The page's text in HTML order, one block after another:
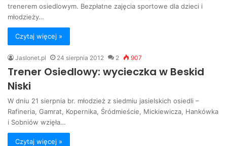
trenerem osiedlowym. Bezpłatne zajęcia sportowe dla dzieci i
młodzieży…
Czytaj więcej »
Jaslonet.pl 24 sierpnia 2012 2 907
Trener Osiedlowy: wycieczka w Beskid
Niski
W dniu 21 sierpnia br. młodzież z siedmiu jasielskich osiedli –
Rafineria, Gamrat, Kopernika, Śródmieście, Mickiewicza, Hankówka
i Sobniów wzięła…
Czytaj więcej »